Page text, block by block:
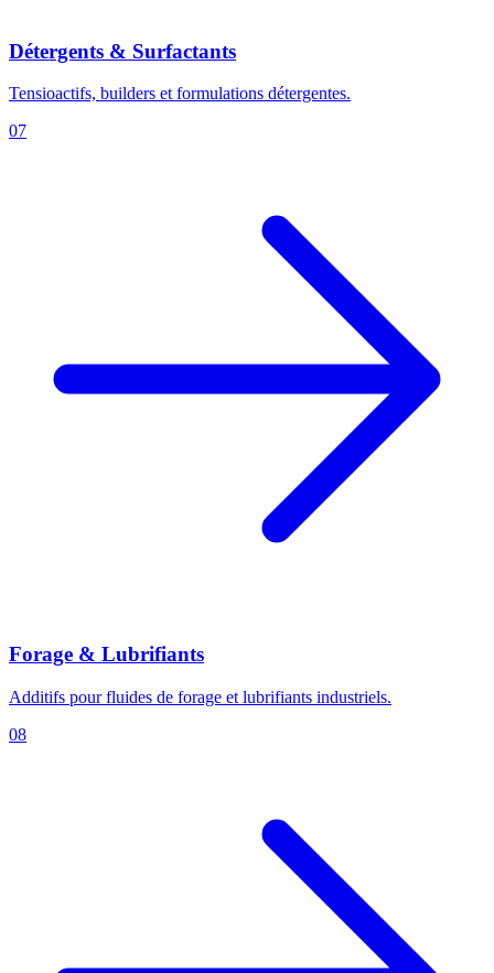
Détergents & Surfactants
Tensioactifs, builders et formulations détergentes.
07
Forage & Lubrifiants
Additifs pour fluides de forage et lubrifiants industriels.
08